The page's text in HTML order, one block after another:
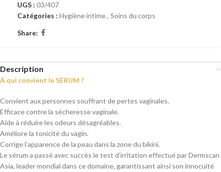
UGS : 03/407
Catégories : Hygiène intime, Soins du corps
Share:
Description
À qui convient le SÉRUM ?
Convient aux personnes souffrant de pertes vaginales.
Efficace contre la sécheresse vaginale.
Aide à réduire les odeurs désagréables.
Améliore la tonicité du vagin.
Corrige l’apparence de la peau dans la zone du bikini.
Le sérum a passé avec succès le test d’irritation effectué par Dermscan
Asia, leader mondial dans ce domaine, garantissant ainsi son innocuité